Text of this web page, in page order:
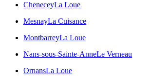
CheneceyLa Loue
MesnayLa Cuisance
MontbarreyLa Loue
Nans-sous-Sainte-AnneLe Verneau
OrnansLa Loue